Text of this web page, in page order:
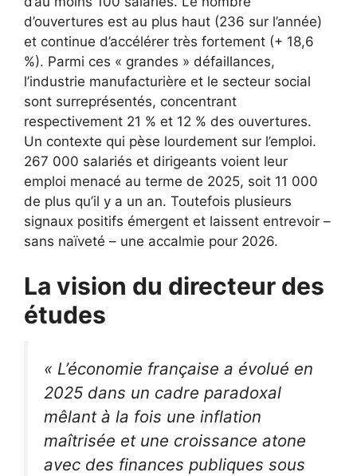
d’ouvertures est au plus haut (236 sur l’année)
et continue d’accélérer très fortement (+ 18,6
%). Parmi ces « grandes » défaillances,
l’industrie manufacturière et le secteur social
sont surreprésentés, concentrant
respectivement 21 % et 12 % des ouvertures.
Un contexte qui pèse lourdement sur l’emploi.
267 000 salariés et dirigeants voient leur
emploi menacé au terme de 2025, soit 11 000
de plus qu’il y a un an. Toutefois plusieurs
signaux positifs émergent et laissent entrevoir –
sans naïveté – une accalmie pour 2026.
La vision du directeur des
études
« L’économie française a évolué en
2025 dans un cadre paradoxal
mêlant à la fois une inflation
maîtrisée et une croissance atone
avec des finances publiques sous